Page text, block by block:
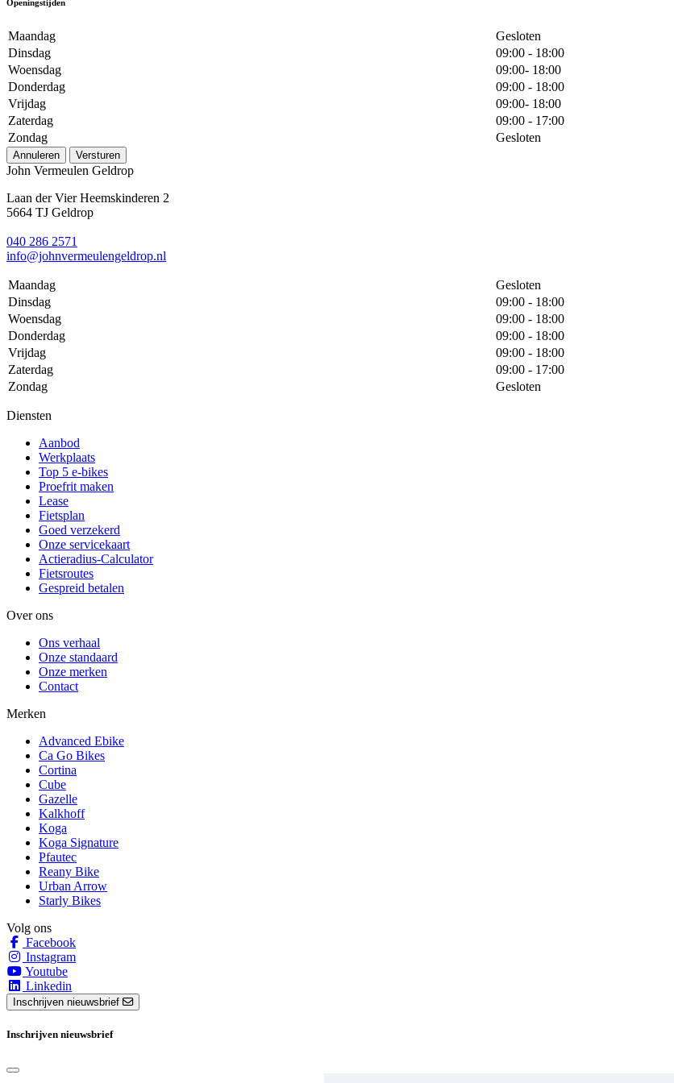
Openingstijden
Maandag
Gesloten
Dinsdag
09:00 - 18:00
Woensdag
09:00- 18:00
Donderdag
09:00 - 18:00
Vrijdag
09:00- 18:00
Zaterdag
09:00 - 17:00
Zondag
Gesloten
Annuleren Versturen
John Vermeulen Geldrop
Laan der Vier Heemskinderen 2
5664 TJ Geldrop
040 286 2571
info@johnvermeulengeldrop.nl
Maandag
Gesloten
Dinsdag
09:00 - 18:00
Woensdag
09:00 - 18:00
Donderdag
09:00 - 18:00
Vrijdag
09:00 - 18:00
Zaterdag
09:00 - 17:00
Zondag
Gesloten
Diensten
Aanbod
Werkplaats
Top 5 e-bikes
Proefrit maken
Lease
Fietsplan
Goed verzekerd
Onze servicekaart
Actieradius-Calculator
Fietsroutes
Gespreid betalen
Over ons
Ons verhaal
Onze standaard
Onze merken
Contact
Merken
Advanced Ebike
Ca Go Bikes
Cortina
Cube
Gazelle
Kalkhoff
Koga
Koga Signature
Pfautec
Reany Bike
Urban Arrow
Starly Bikes
Volg ons
Facebook
Instagram
Youtube
Linkedin
Inschrijven nieuwsbrief
Inschrijven nieuwsbrief